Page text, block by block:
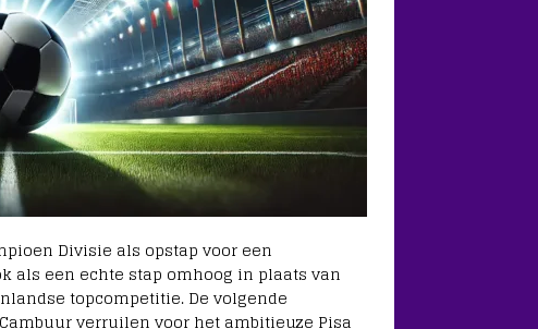
Divisie als opstap voor een
als een echte stap omhoog in plaats van
topcompetitie. De volgende
verruilen voor het ambitieuze Pisa